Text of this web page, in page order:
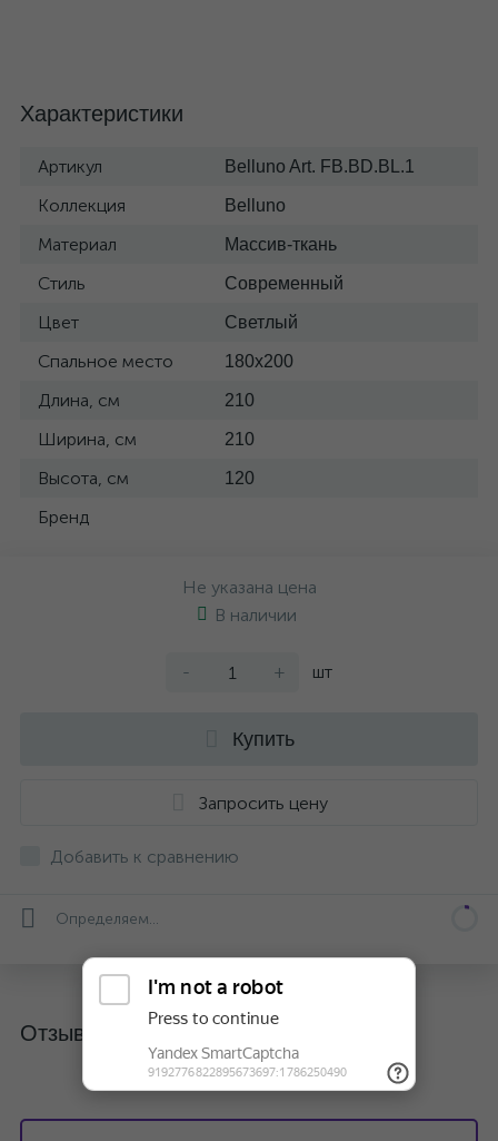
Характеристики
Артикул Belluno Art. FB.BD.BL.1
Коллекция Belluno
Материал Массив-ткань
Стиль Современный
Цвет Светлый
Спальное место 180x200
Длина, см 210
Ширина, см 210
Высота, см 120
Бренд
Не указана цена
В наличии
- + шт
Купить
Запросить цену
Добавить к сравнению
Определяем...
Отзывы